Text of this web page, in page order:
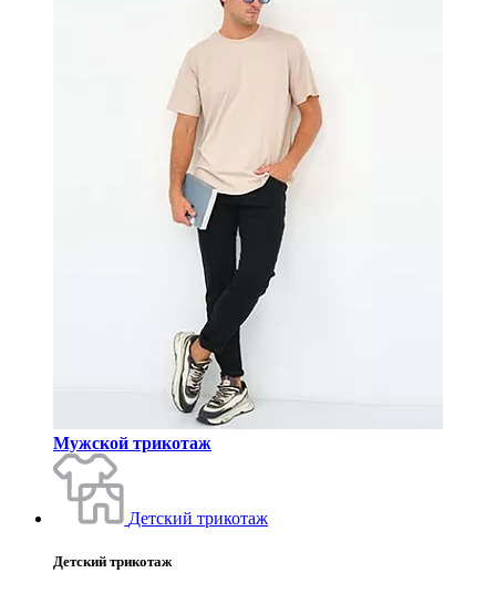
Мужской трикотаж
Детский трикотаж
Детский трикотаж